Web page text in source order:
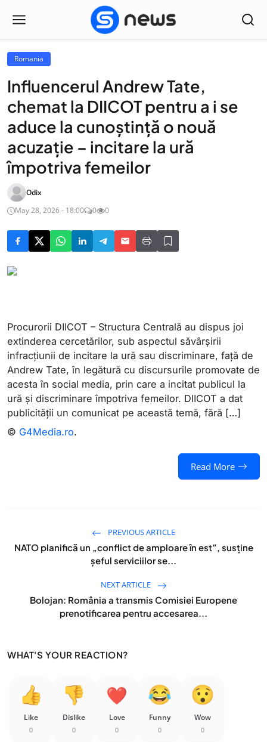
Romania
Influencerul Andrew Tate,
chemat la DIICOT pentru a i se
aduce la cunoștință o nouă
acuzație – incitare la ură
împotriva femeilor
Odix
May 28, 2026 - 18:00
0 0
Procurorii DIICOT – Structura Centrală au dispus joi
extinderea cercetărilor, sub aspectul săvârșirii
infracțiunii de incitare la ură sau discriminare, față de
Andrew Tate, în legătură cu discursurile promovate de
acesta în social media, prin care a incitat publicul la
ură și discriminare împotriva femeilor. DIICOT a dat
publicității un comunicat pe această temă, fără […]
© G4Media.ro.
Read More
PREVIOUS ARTICLE
NATO planifică un „conflict de amploare în est”, susține
șeful serviciilor se...
NEXT ARTICLE
Bolojan: România a transmis Comisiei Europene
prenotificarea pentru accesarea...
WHAT'S YOUR REACTION?
Like
0
Dislike
0
Love
0
Funny
0
Wow
0